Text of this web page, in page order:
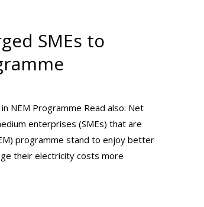
SMEs to
NEM Programme Read also: Net
enterprises (SMEs) that are
programme stand to enjoy better
their electricity costs more